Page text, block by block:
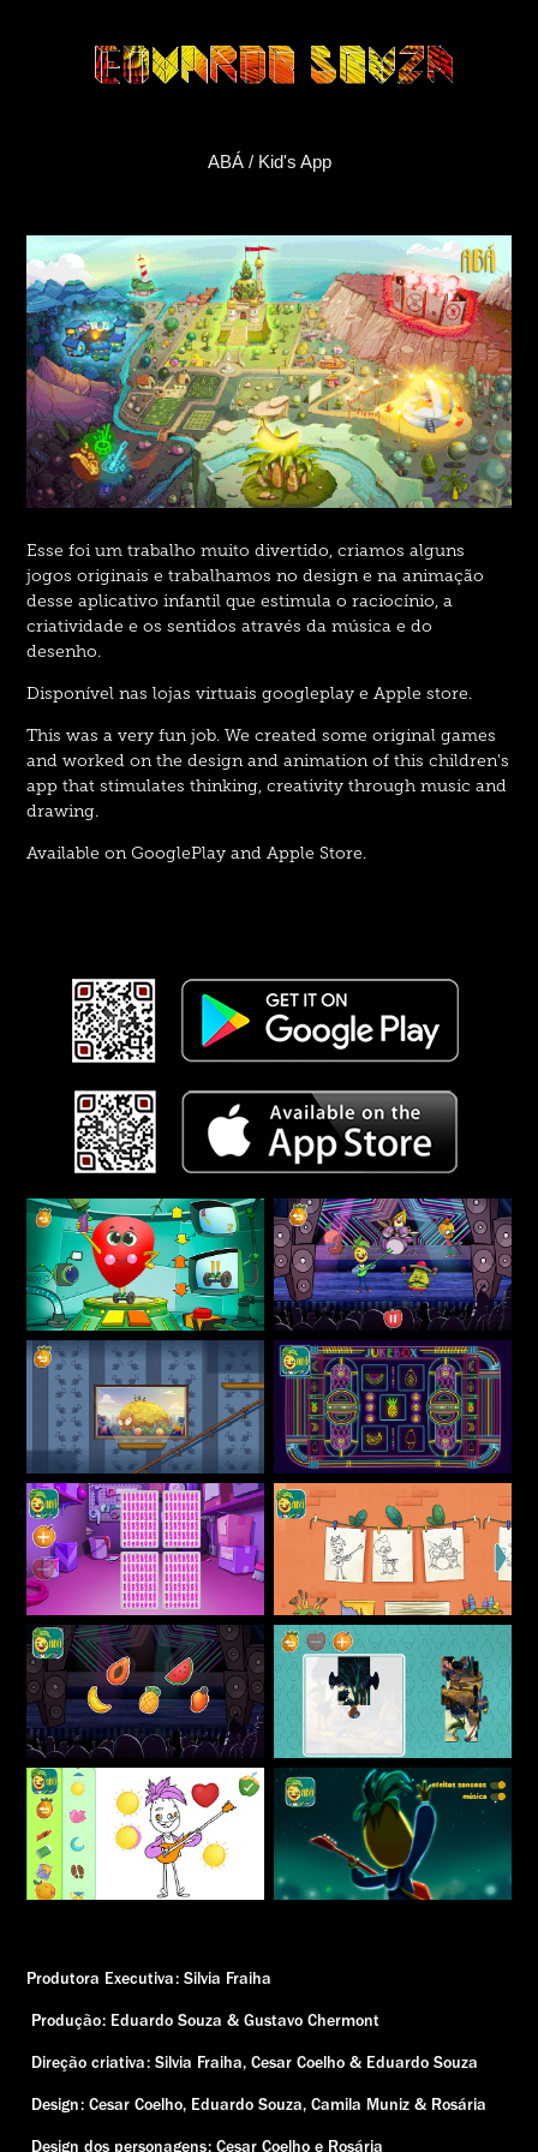
ABÁ / Kid's App
Esse foi um trabalho muito divertido, criamos alguns
jogos originais e trabalhamos no design e na animação
desse aplicativo infantil que estimula o raciocínio, a
criatividade e os sentidos através da música e do
desenho.
Disponível nas lojas virtuais googleplay e Apple store.
This was a very fun job. We created some original games
and worked on the design and animation of this children's
app that stimulates thinking, creativity through music and
drawing.
Available on GooglePlay and Apple Store.
Produtora Executiva: Silvia Fraiha
Produção: Eduardo Souza & Gustavo Chermont
Direção criativa: Silvia Fraiha, Cesar Coelho & Eduardo Souza
Design: Cesar Coelho, Eduardo Souza, Camila Muniz & Rosária
Design dos personagens: Cesar Coelho e Rosária